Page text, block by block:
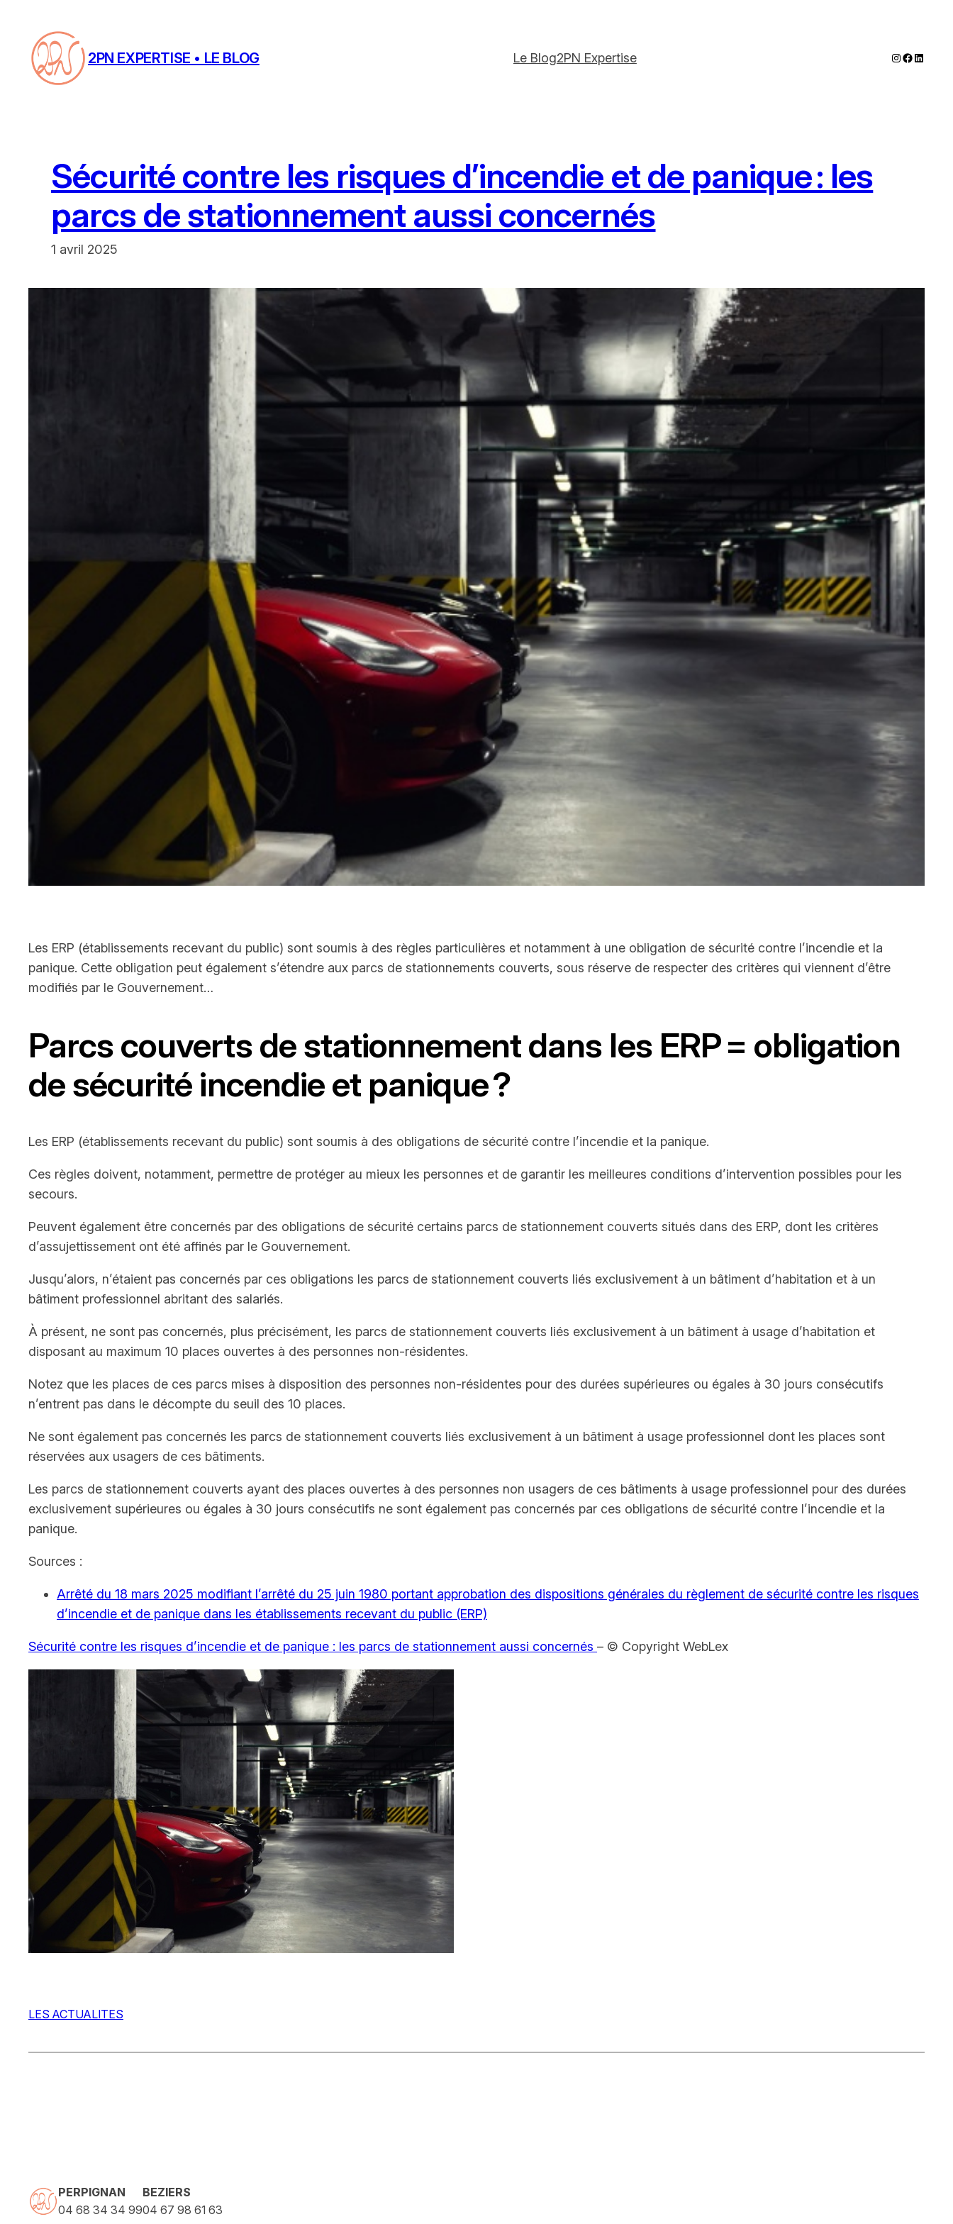
contenu
2PN EXPERTISE • LE BLOG Le Blog2PN Expertise Instagram
Sécurité contre les risques d’incendie et de panique : les
parcs de stationnement aussi concernés
1 avril 2025
Les ERP (établissements recevant du public) sont soumis à des règles particulières et notamment à une obligation de sécurité contre l’incendie et la
panique. Cette obligation peut également s’étendre aux parcs de stationnements couverts, sous réserve de respecter des critères qui viennent d’être
modifiés par le Gouvernement…
Parcs couverts de stationnement dans les ERP = obligation
de sécurité incendie et panique ?
Les ERP (établissements recevant du public) sont soumis à des obligations de sécurité contre l’incendie et la panique.
Ces règles doivent, notamment, permettre de protéger au mieux les personnes et de garantir les meilleures conditions d’intervention possibles pour les
secours.
Peuvent également être concernés par des obligations de sécurité certains parcs de stationnement couverts situés dans des ERP, dont les critères
d’assujettissement ont été affinés par le Gouvernement.
Jusqu’alors, n’étaient pas concernés par ces obligations les parcs de stationnement couverts liés exclusivement à un bâtiment d’habitation et à un
bâtiment professionnel abritant des salariés.
À présent, ne sont pas concernés, plus précisément, les parcs de stationnement couverts liés exclusivement à un bâtiment à usage d’habitation et
disposant au maximum 10 places ouvertes à des personnes non-résidentes.
Notez que les places de ces parcs mises à disposition des personnes non-résidentes pour des durées supérieures ou égales à 30 jours consécutifs
n’entrent pas dans le décompte du seuil des 10 places.
Ne sont également pas concernés les parcs de stationnement couverts liés exclusivement à un bâtiment à usage professionnel dont les places sont
réservées aux usagers de ces bâtiments.
Les parcs de stationnement couverts ayant des places ouvertes à des personnes non usagers de ces bâtiments à usage professionnel pour des durées
exclusivement supérieures ou égales à 30 jours consécutifs ne sont également pas concernés par ces obligations de sécurité contre l’incendie et la
panique.
Sources :
Arrêté du 18 mars 2025 modifiant l’arrêté du 25 juin 1980 portant approbation des dispositions générales du règlement de sécurité contre les risques
d’incendie et de panique dans les établissements recevant du public (ERP)
Sécurité contre les risques d’incendie et de panique : les parcs de stationnement aussi concernés – © Copyright WebLex
LES ACTUALITES
PERPIGNAN
04 68 34 34 99
BEZIERS
04 67 98 61 63